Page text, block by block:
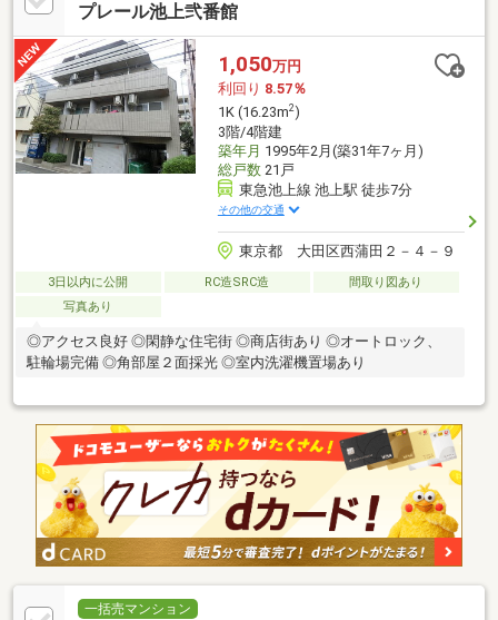
プレール池上弐番館
1,050万円
利回り 8.57％
1K (16.23m2)
3階/4階建
築年月 1995年2月(築31年7ヶ月)
総戸数21戸
東急池上線 池上駅 徒歩7分
その他の交通
東京都 大田区西蒲田２－４－９
3日以内に公開 RC造SRC造
間取り図あり
写真あり
◎アクセス良好 ◎閑静な住宅街 ◎商店街あり ◎オートロック、
駐輪場完備 ◎角部屋２面採光 ◎室内洗濯機置場あり
一括売マンション